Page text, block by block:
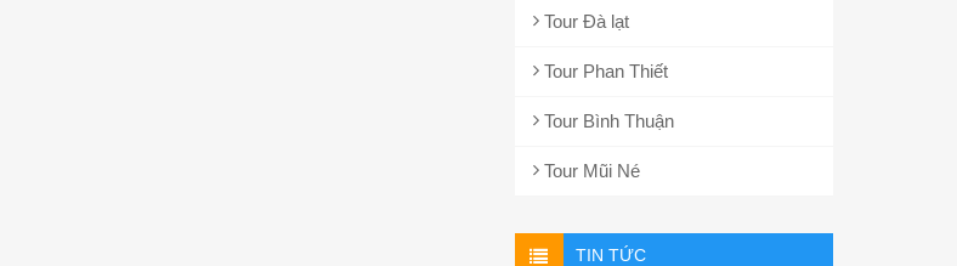
Tour Đà lạt
Tour Phan Thiết
Tour Bình Thuận
Tour Mũi Né
TIN TỨC